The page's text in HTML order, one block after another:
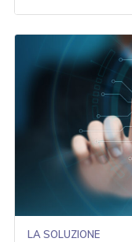
LA SOLUZIONE